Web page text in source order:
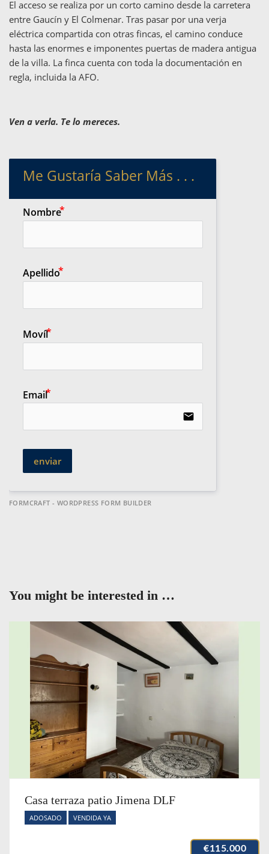
El acceso se realiza por un corto camino desde la carretera
entre Gaucín y El Colmenar. Tras pasar por una verja
eléctrica compartida con otras fincas, el camino conduce
hasta las enormes e imponentes puertas de madera antigua
de la villa. La finca cuenta con toda la documentación en
regla, incluida la AFO.
Ven a verla. Te lo mereces.
Me Gustaría Saber Más . . .
Nombre
Apellido
Movíl
Email
email
enviar
FORMCRAFT - WORDPRESS FORM BUILDER
You might be interested in …
Casa terraza patio Jimena DLF
ADOSADO VENDIDA YA
€115.000